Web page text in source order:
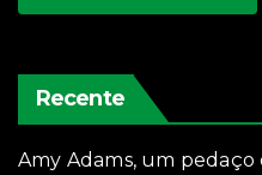
Recente
Amy Adams, um pedaço